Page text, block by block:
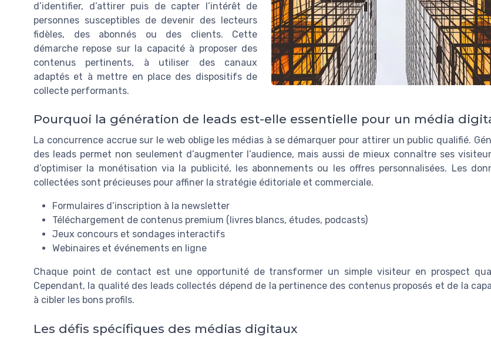
d’identifier, d’attirer puis de capter l’intérêt de
personnes susceptibles de devenir des lecteurs
fidèles, des abonnés ou des clients. Cette
démarche repose sur la capacité à proposer des
contenus pertinents, à utiliser des canaux
adaptés et à mettre en place des dispositifs de
collecte performants.
Pourquoi la génération de leads est-elle essentielle pour un média
La concurrence accrue sur le web oblige les médias à se démarquer pour attirer un public qualifié.
des leads permet non seulement d’augmenter l’audience, mais aussi de mieux connaître ses
d’optimiser la monétisation via la publicité, les abonnements ou les offres personnalisées. Les
collectées sont précieuses pour affiner la stratégie éditoriale et commerciale.
Formulaires d’inscription à la newsletter
Téléchargement de contenus premium (livres blancs, études, podcasts)
Jeux concours et sondages interactifs
Webinaires et événements en ligne
Chaque point de contact est une opportunité de transformer un simple visiteur en prospect
Cependant, la qualité des leads collectés dépend de la pertinence des contenus proposés et de la
à cibler les bons profils.
Les défis spécifiques des médias digitaux